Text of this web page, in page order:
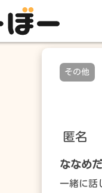
その他
匿名
ななめ
一緒に話